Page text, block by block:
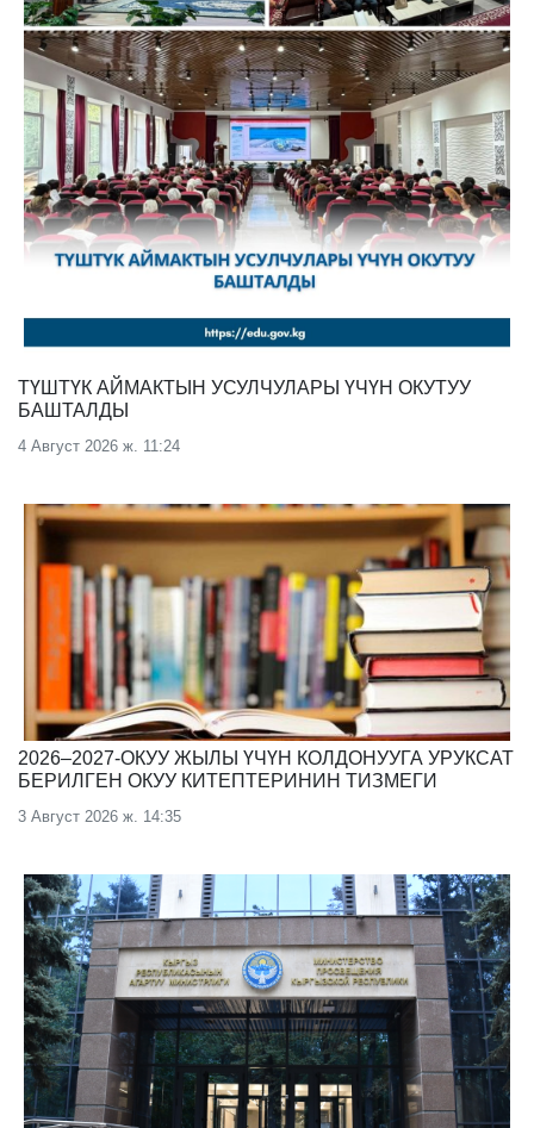
ТҮШТҮК АЙМАКТЫН УСУЛЧУЛАРЫ ҮЧҮН ОКУТУУ
БАШТАЛДЫ
4 Август 2026 ж. 11:24
2026–2027-ОКУУ ЖЫЛЫ ҮЧҮН КОЛДОНУУГА УРУКСАТ
БЕРИЛГЕН ОКУУ КИТЕПТЕРИНИН ТИЗМЕГИ
3 Август 2026 ж. 14:35